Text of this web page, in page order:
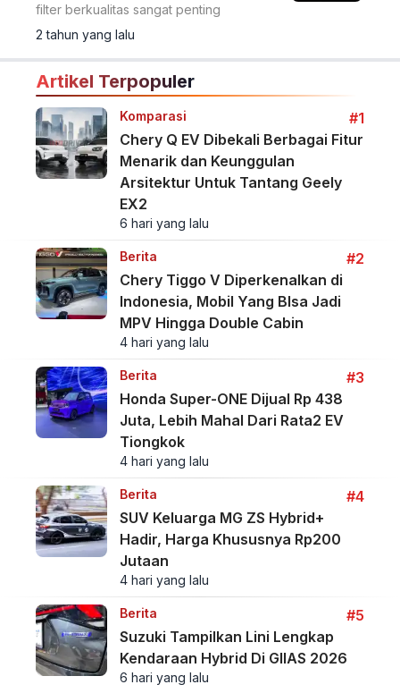
filter berkualitas sangat penting
2 tahun yang lalu
Artikel Terpopuler
Komparasi
#1
Chery Q EV Dibekali Berbagai Fitur
Menarik dan Keunggulan
Arsitektur Untuk Tantang Geely
EX2
6 hari yang lalu
Berita
#2
Chery Tiggo V Diperkenalkan di
Indonesia, Mobil Yang BIsa Jadi
MPV Hingga Double Cabin
4 hari yang lalu
Berita
#3
Honda Super-ONE Dijual Rp 438
Juta, Lebih Mahal Dari Rata2 EV
Tiongkok
4 hari yang lalu
Berita
#4
SUV Keluarga MG ZS Hybrid+
Hadir, Harga Khususnya Rp200
Jutaan
4 hari yang lalu
Berita
#5
Suzuki Tampilkan Lini Lengkap
Kendaraan Hybrid Di GIIAS 2026
6 hari yang lalu